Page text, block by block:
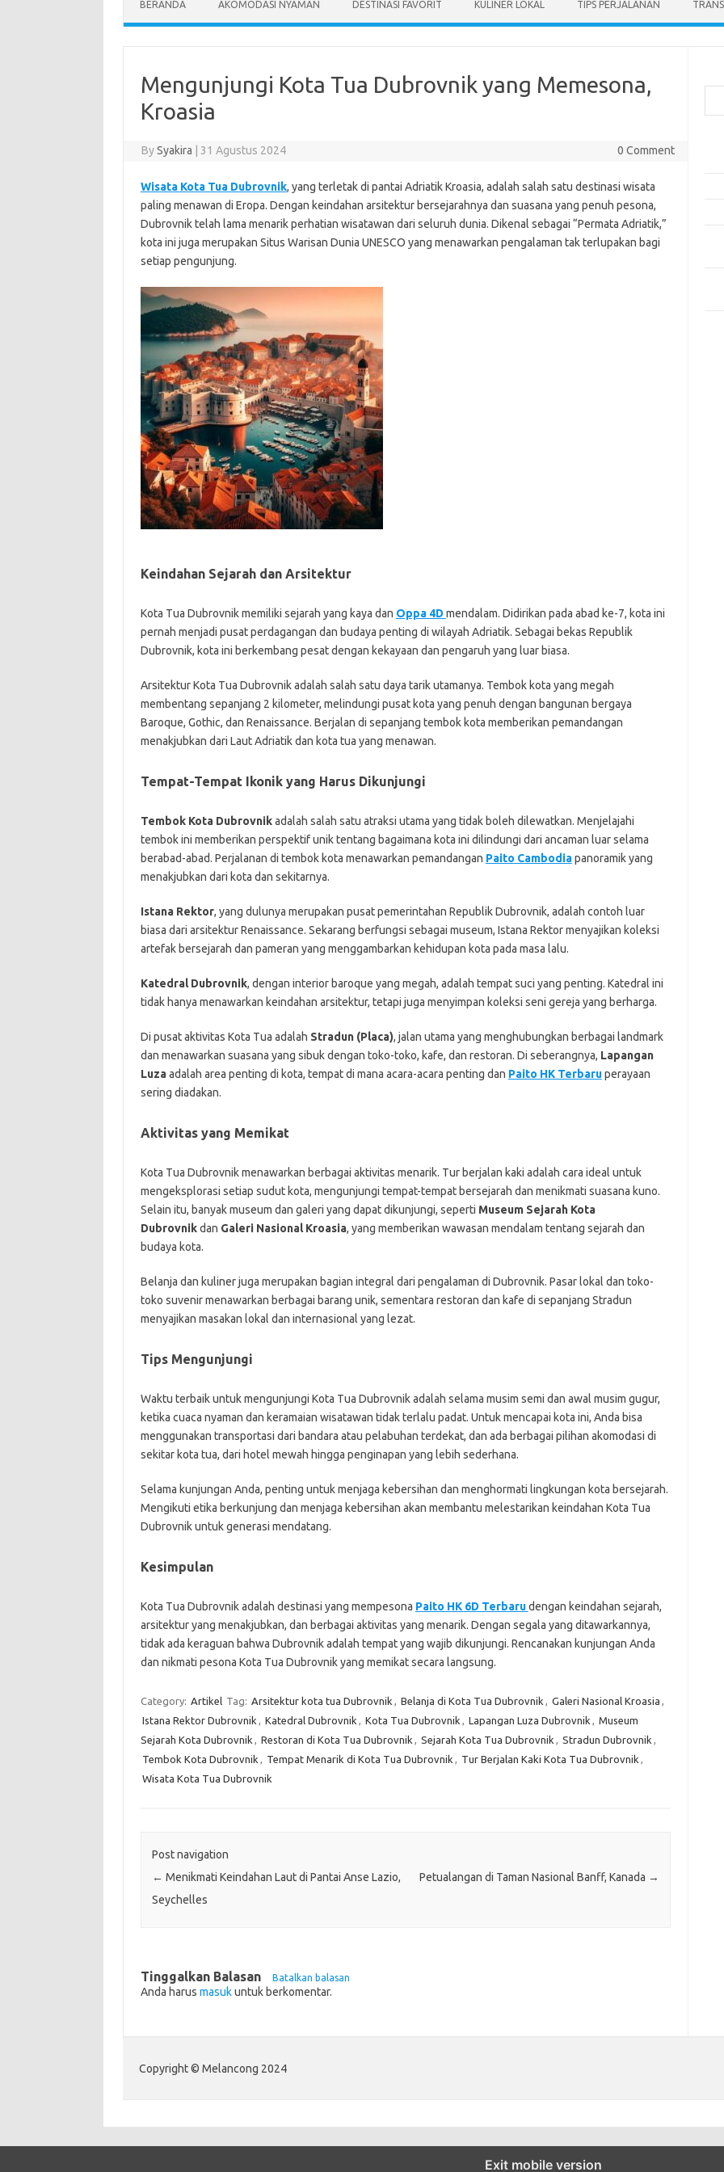
BERANDA AKOMODASI NYAMAN DESTINASI FAVORIT KULINER LOKAL TIPS PERJALANAN
Mengunjungi Kota Tua Dubrovnik yang Memesona,
Kroasia
BySyakira 31 Agustus 2024 0 Comment
Wisata Kota Tua Dubrovnik, yang terletak di pantai Adriatik Kroasia, adalah salah satu destinasi wisata
paling menawan di Eropa. Dengan keindahan arsitektur bersejarahnya dan suasana yang penuh pesona,
Dubrovnik telah lama menarik perhatian wisatawan dari seluruh dunia. Dikenal sebagai “Permata Adriatik,”
kota ini juga merupakan Situs Warisan Dunia UNESCO yang menawarkan pengalaman tak terlupakan bagi
setiap pengunjung.
Keindahan Sejarah dan Arsitektur
Kota Tua Dubrovnik memiliki sejarah yang kaya dan Oppa 4D mendalam. Didirikan pada abad ke-7, kota ini
pernah menjadi pusat perdagangan dan budaya penting di wilayah Adriatik. Sebagai bekas Republik
Dubrovnik, kota ini berkembang pesat dengan kekayaan dan pengaruh yang luar biasa.
Arsitektur Kota Tua Dubrovnik adalah salah satu daya tarik utamanya. Tembok kota yang megah
membentang sepanjang 2 kilometer, melindungi pusat kota yang penuh dengan bangunan bergaya
Baroque, Gothic, dan Renaissance. Berjalan di sepanjang tembok kota memberikan pemandangan
menakjubkan dari Laut Adriatik dan kota tua yang menawan.
Tempat-Tempat Ikonik yang Harus Dikunjungi
Tembok Kota Dubrovnikadalah salah satu atraksi utama yang tidak boleh dilewatkan. Menjelajahi
tembok ini memberikan perspektif unik tentang bagaimana kota ini dilindungi dari ancaman luar selama
berabad-abad. Perjalanan di tembok kota menawarkan pemandangan Paito Cambodiapanoramik yang
menakjubkan dari kota dan sekitarnya.
Istana Rektor, yang dulunya merupakan pusat pemerintahan Republik Dubrovnik, adalah contoh luar
biasa dari arsitektur Renaissance. Sekarang berfungsi sebagai museum, Istana Rektor menyajikan koleksi
artefak bersejarah dan pameran yang menggambarkan kehidupan kota pada masa lalu.
Katedral Dubrovnik, dengan interior baroque yang megah, adalah tempat suci yang penting. Katedral ini
tidak hanya menawarkan keindahan arsitektur, tetapi juga menyimpan koleksi seni gereja yang berharga.
Di pusat aktivitas Kota Tua adalah Stradun (Placa), jalan utama yang menghubungkan berbagai landmark
dan menawarkan suasana yang sibuk dengan toko-toko, kafe, dan restoran. Di seberangnya, Lapangan
Luzaadalah area penting di kota, tempat di mana acara-acara penting dan Paito HK Terbaruperayaan
sering diadakan.
Aktivitas yang Memikat
Kota Tua Dubrovnik menawarkan berbagai aktivitas menarik. Tur berjalan kaki adalah cara ideal untuk
mengeksplorasi setiap sudut kota, mengunjungi tempat-tempat bersejarah dan menikmati suasana kuno.
Selain itu, banyak museum dan galeri yang dapat dikunjungi, seperti Museum Sejarah Kota
Dubrovnikdan Galeri Nasional Kroasia, yang memberikan wawasan mendalam tentang sejarah dan
budaya kota.
Belanja dan kuliner juga merupakan bagian integral dari pengalaman di Dubrovnik. Pasar lokal dan toko-
toko suvenir menawarkan berbagai barang unik, sementara restoran dan kafe di sepanjang Stradun
menyajikan masakan lokal dan internasional yang lezat.
Tips Mengunjungi
Waktu terbaik untuk mengunjungi Kota Tua Dubrovnik adalah selama musim semi dan awal musim gugur,
ketika cuaca nyaman dan keramaian wisatawan tidak terlalu padat. Untuk mencapai kota ini, Anda bisa
menggunakan transportasi dari bandara atau pelabuhan terdekat, dan ada berbagai pilihan akomodasi di
sekitar kota tua, dari hotel mewah hingga penginapan yang lebih sederhana.
Selama kunjungan Anda, penting untuk menjaga kebersihan dan menghormati lingkungan kota bersejarah.
Mengikuti etika berkunjung dan menjaga kebersihan akan membantu melestarikan keindahan Kota Tua
Dubrovnik untuk generasi mendatang.
Kesimpulan
Kota Tua Dubrovnik adalah destinasi yang mempesona Paito HK 6D Terbarudengan keindahan sejarah,
arsitektur yang menakjubkan, dan berbagai aktivitas yang menarik. Dengan segala yang ditawarkannya,
tidak ada keraguan bahwa Dubrovnik adalah tempat yang wajib dikunjungi. Rencanakan kunjungan Anda
dan nikmati pesona Kota Tua Dubrovnik yang memikat secara langsung.
Category: Artikel Tag: Arsitektur kota tua Dubrovnik , Belanja di Kota Tua Dubrovnik , Galeri Nasional Kroasia ,
Istana Rektor Dubrovnik , Katedral Dubrovnik , Kota Tua Dubrovnik , Lapangan Luza Dubrovnik , Museum
Sejarah Kota Dubrovnik , Restoran di Kota Tua Dubrovnik , Sejarah Kota Tua Dubrovnik , Stradun Dubrovnik ,
Tembok Kota Dubrovnik , Tempat Menarik di Kota Tua Dubrovnik , Tur Berjalan Kaki Kota Tua Dubrovnik ,
Wisata Kota Tua Dubrovnik
Post navigation
← Menikmati Keindahan Laut di Pantai Anse Lazio,
Seychelles
Petualangan di Taman Nasional Banff, Kanada →
Tinggalkan Balasan Batalkan balasan
Anda harus masukuntuk berkomentar.
Copyright © Melancong 2024
Exit mobile version